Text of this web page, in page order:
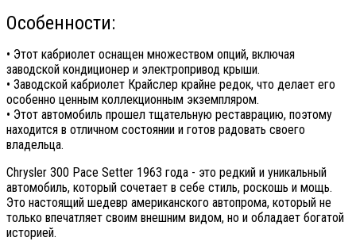
Особенности:
• Этот кабриолет оснащен множеством опций, включая
заводской кондиционер и электропривод крыши.
• Заводской кабриолет Крайслер крайне редок, что делает его
особенно ценным коллекционным экземпляром.
• Этот автомобиль прошел тщательную реставрацию, поэтому
находится в отличном состоянии и готов радовать своего
владельца.
Chrysler 300 Pace Setter 1963 года - это редкий и уникальный
автомобиль, который сочетает в себе стиль, роскошь и мощь.
Это настоящий шедевр американского автопрома, который не
только впечатляет своим внешним видом, но и обладает богатой
историей.